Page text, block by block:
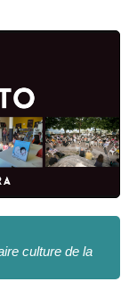
culture de la